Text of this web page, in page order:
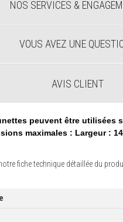
NOS SERVICES &
VOUS AVEZ UNE
AVIS CLIENT
peuvent être utilisées
maximales : Largeur :
fiche technique détaillée du